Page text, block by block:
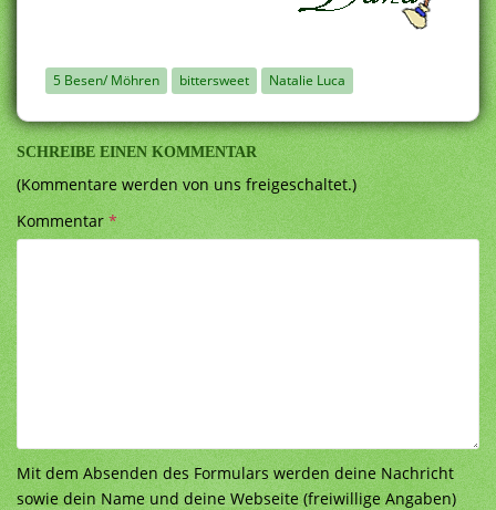
5 Besen/ Möhren bittersweet Natalie Luca
SCHREIBE EINEN KOMMENTAR
(Kommentare werden von uns freigeschaltet.)
Kommentar*
Mit dem Absenden des Formulars werden deine Nachricht
sowie dein Name und deine Webseite (freiwillige Angaben)